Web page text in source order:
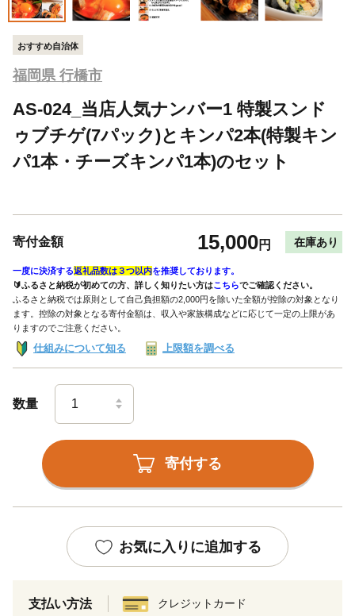
おすすめ自治体
福岡県 行橋市
AS-024_当店人気ナンバー1 特製スンド
ゥブチゲ(7パック)とキンパ2本(特製キン
パ1本・チーズキンパ1本)のセット
寄付金額 15,000円 在庫あり
一度に決済する返礼品数は３つ以内を推奨しております。
🔰ふるさと納税が初めての方、詳しく知りたい方はこちらでご確認ください。
ふるさと納税では原則として自己負担額の2,000円を除いた全額が控除の対象となり
ます。控除の対象となる寄付金額は、収入や家族構成などに応じて一定の上限があ
りますのでご注意ください。
仕組みについて知る 上限額を調べる
数量
寄付する
お気に入りに追加する
支払い方法 クレジットカード